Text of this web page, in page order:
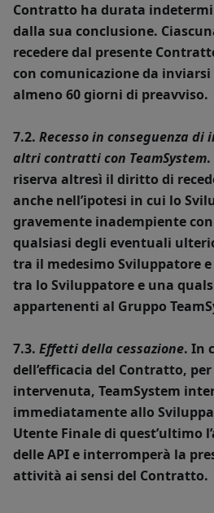
Contratto ha durata
dalla sua conclusione.
recedere dal presente
con comunicazione da inviarsi
almeno 60 giorni di preavviso.
7.2. Recesso in conseguenza
altri contratti con TeamSystem
riserva altresì il diritto di
anche nell’ipotesi in cui lo
gravemente inadempiente
qualsiasi degli eventuali
tra il medesimo Sviluppatore e
tra lo Sviluppatore e una
appartenenti al Gruppo
7.3. Effetti della cessazione. In
dell’efficacia del Contratto,
intervenuta, TeamSystem
immediatamente allo
Utente Finale di quest’ultimo
delle API e interromperà la
attività ai sensi del Contratto.